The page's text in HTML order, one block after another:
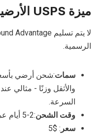
ميزة USPS الأرضية
الرسمية.
سمات:شحن أرضي
والأثقل وزنًا - مثالي
السرعة.
وقت الشحن:2-5 أيام عمل
سعر : $5